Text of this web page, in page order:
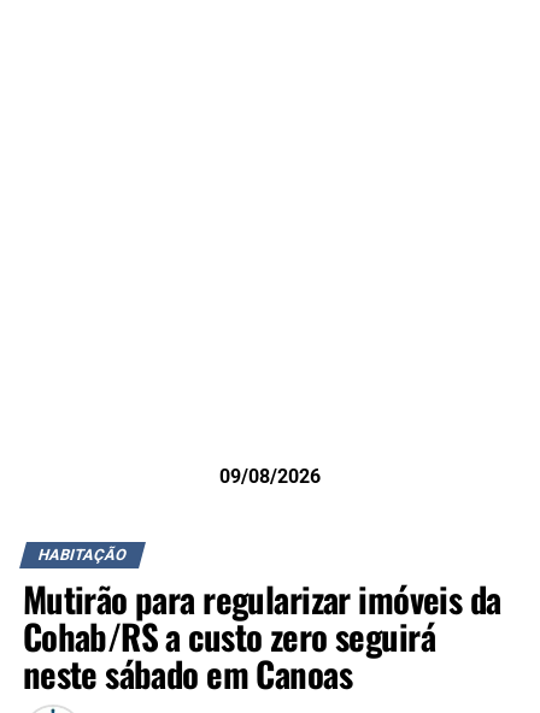
09/08/2026
HABITAÇÃO
Mutirão para regularizar imóveis da
Cohab/RS a custo zero seguirá
neste sábado em Canoas